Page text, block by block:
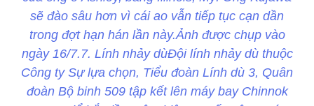
sẽ đào sâu hơn vì cái ao vẫn tiếp tục cạn dần
trong đợt hạn hán lần này.Ảnh được chụp vào
ngày 16/7.7. Lính nhảy dùĐội lính nhảy dù thuộc
Công ty Sự lựa chọn, Tiểu đoàn Lính dù 3, Quân
đoàn Bộ binh 509 tập kết lên máy bay Chinnok